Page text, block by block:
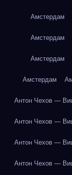
Амстердам
Амстердам
Амстердам
Амстердам
Антон Чехов —
Антон Чехов —
Антон Чехов —
Антон Чехов —